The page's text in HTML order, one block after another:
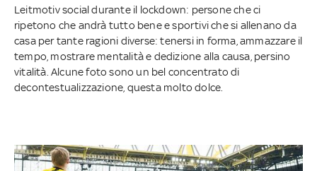
Leitmotiv social durante il lockdown: persone che ci
ripetono che andrà tutto bene e sportivi che si allenano da
casa per tante ragioni diverse: tenersi in forma, ammazzare il
tempo, mostrare mentalità e dedizione alla causa, persino
vitalità. Alcune foto sono un bel concentrato di
decontestualizzazione, questa molto dolce.